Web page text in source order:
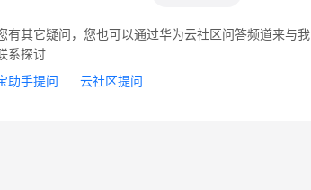
有其它疑问，您也可以通过华为云社区问答频道来与我
系探讨
助手提问
云社区提问